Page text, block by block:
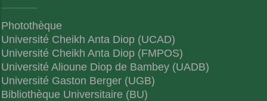
Photothèque
Université Cheikh Anta Diop (UCAD)
Université Cheikh Anta Diop (FMPOS)
Université Alioune Diop de Bambey (UADB)
Université Gaston Berger (UGB)
Bibliothèque Universitaire (BU)